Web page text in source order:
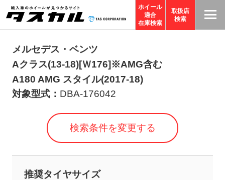
ホイール
適合
在庫検索
取扱店
検索
メルセデス・ベンツ
Aクラス(13-18)[Ｗ176]※AMG含む
A180 AMG スタイル(2017-18)
対象型式： DBA-176042
検索条件を変更する
推奨タイヤサイズ
T